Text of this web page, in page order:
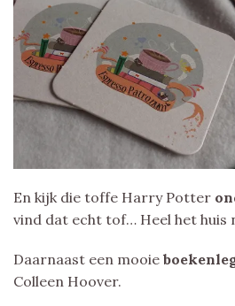
En kijk die toffe Harry Potter
vind dat echt tof… Heel het huis
Daarnaast een mooie
Colleen Hoover.